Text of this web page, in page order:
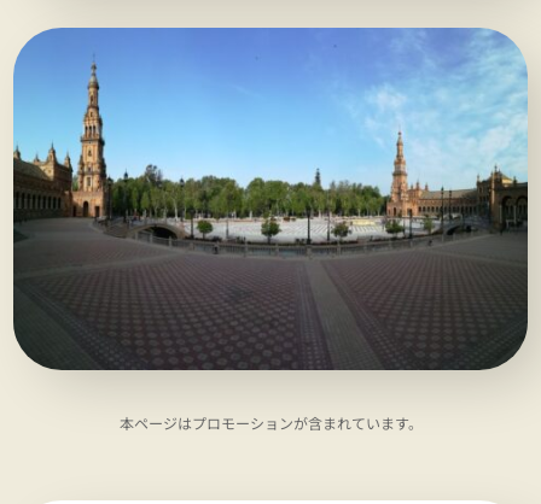
本ページはプロモーションが含まれています。